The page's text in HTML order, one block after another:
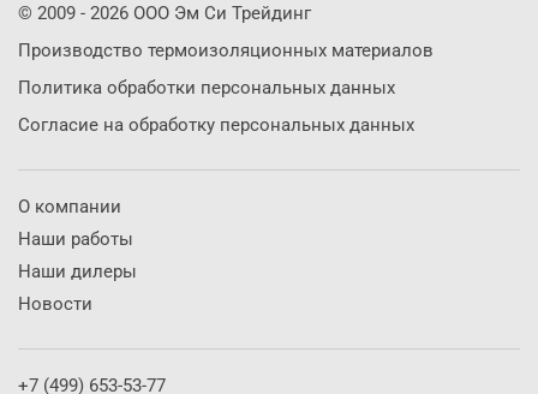
© 2009 - 2026 ООО Эм Си Трейдинг
Производство термоизоляционных материалов
Политика обработки персональных данных
Согласие на обработку персональных данных
О компании
Наши работы
Наши дилеры
Новости
+7 (499) 653-53-77